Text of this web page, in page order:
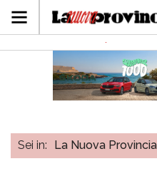
Sei in: La Nuova Provincia